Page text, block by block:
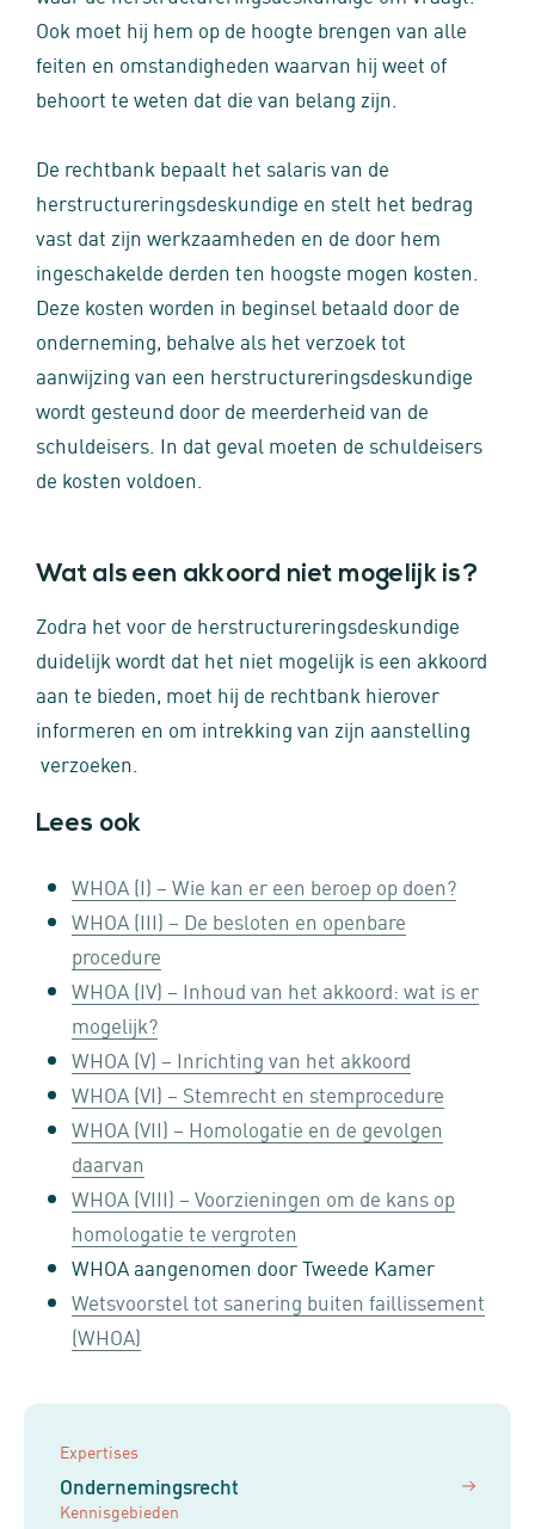
Ook moet hij hem op de hoogte brengen van alle
feiten en omstandigheden waarvan hij weet of
behoort te weten dat die van belang zijn.
De rechtbank bepaalt het salaris van de
herstructureringsdeskundige en stelt het bedrag
vast dat zijn werkzaamheden en de door hem
ingeschakelde derden ten hoogste mogen kosten.
Deze kosten worden in beginsel betaald door de
onderneming, behalve als het verzoek tot
aanwijzing van een herstructureringsdeskundige
wordt gesteund door de meerderheid van de
schuldeisers. In dat geval moeten de schuldeisers
de kosten voldoen.
Wat als een akkoord niet mogelijk is?
Zodra het voor de herstructureringsdeskundige
duidelijk wordt dat het niet mogelijk is een akkoord
aan te bieden, moet hij de rechtbank hierover
informeren en om intrekking van zijn aanstelling
verzoeken.
Lees ook
WHOA (I) – Wie kan er een beroep op doen?
WHOA (III) – De besloten en openbare
procedure
WHOA (IV) – Inhoud van het akkoord: wat is er
mogelijk?
WHOA (V) – Inrichting van het akkoord
WHOA (VI) – Stemrecht en stemprocedure
WHOA (VII) – Homologatie en de gevolgen
daarvan
WHOA (VIII) – Voorzieningen om de kans op
homologatie te vergroten
WHOA aangenomen door Tweede Kamer
Wetsvoorstel tot sanering buiten faillissement
(WHOA)
Expertises
Ondernemingsrecht
Kennisgebieden